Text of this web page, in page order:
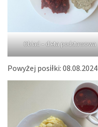
Obiad – dieta podstawowa
Powyżej posiłki: 08.08.2024